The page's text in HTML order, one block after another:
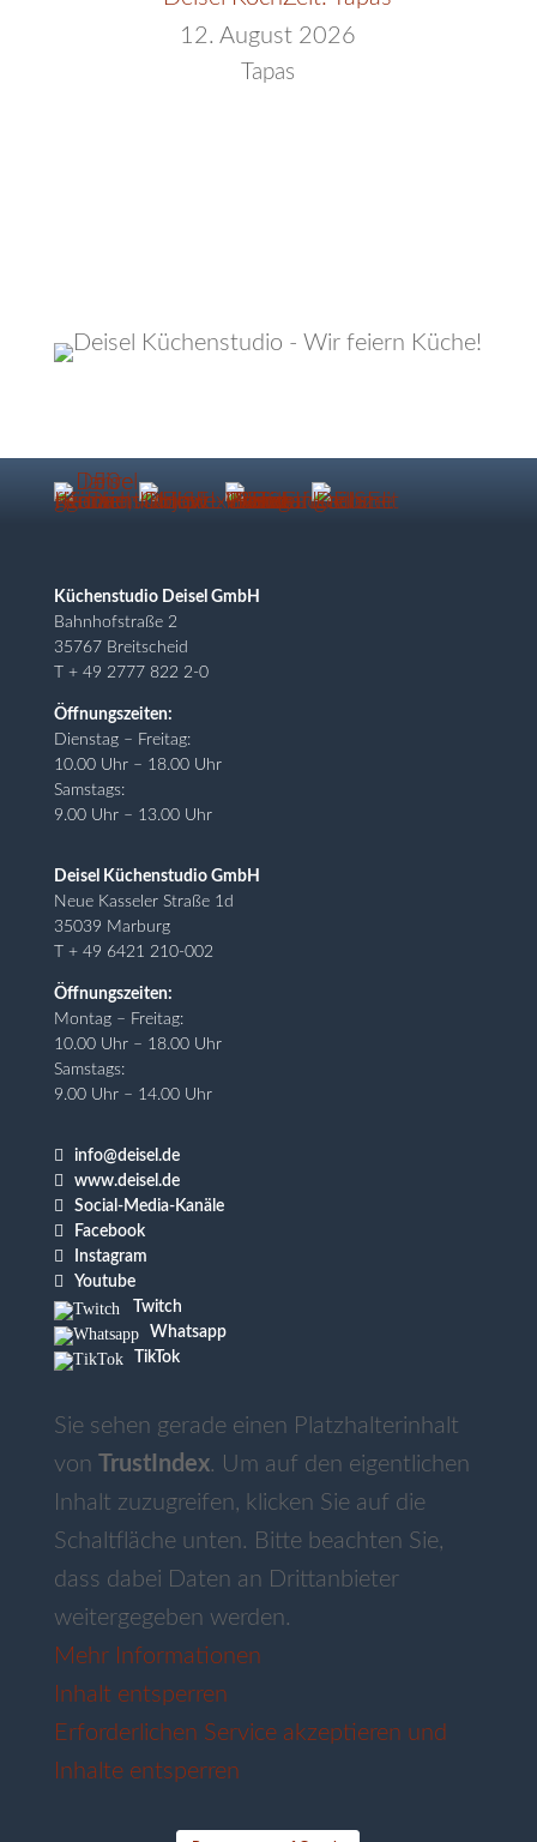
12. August 2026
Tapas
Küchenstudio Deisel GmbH
Bahnhofstraße 2
35767 Breitscheid
T + 49 2777 822 2-0
Öffnungszeiten:
Dienstag – Freitag:
10.00 Uhr – 18.00 Uhr
Samstags:
9.00 Uhr – 13.00 Uhr
Deisel Küchenstudio GmbH
Neue Kasseler Straße 1d
35039 Marburg
T + 49 6421 210-002
Öffnungszeiten:
Montag – Freitag:
10.00 Uhr – 18.00 Uhr
Samstags:
9.00 Uhr – 14.00 Uhr
 info@deisel.de
 www.deisel.de
 Social-Media-Kanäle
 Facebook
 Instagram

Youtube
Twitch
Whatsapp
TikTok
Sie sehen gerade einen Platzhalterinhalt
von TrustIndex. Um auf den eigentlichen
Inhalt zuzugreifen, klicken Sie auf die
Schaltfläche unten. Bitte beachten Sie,
dass dabei Daten an Drittanbieter
weitergegeben werden.
Mehr Informationen
Inhalt entsperren
Erforderlichen Service akzeptieren und
Inhalte entsperren